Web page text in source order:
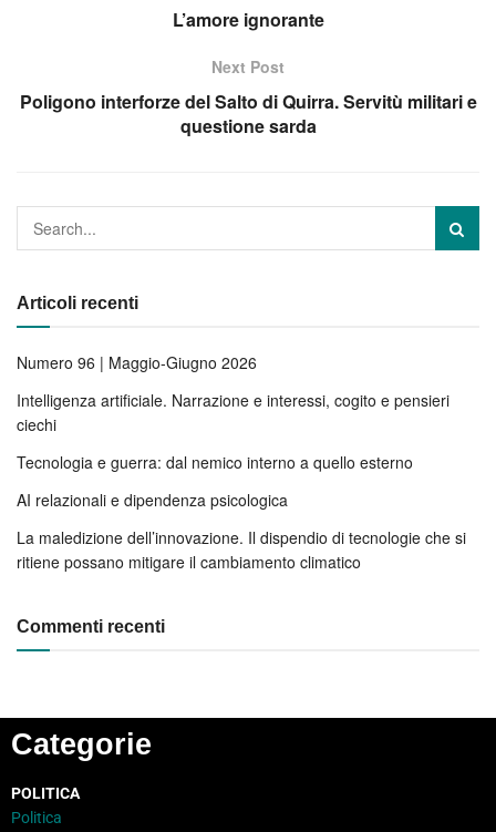
L’amore ignorante
Next Post
Poligono interforze del Salto di Quirra. Servitù militari e
questione sarda
Articoli recenti
Numero 96 | Maggio-Giugno 2026
Intelligenza artificiale. Narrazione e interessi, cogito e pensieri
ciechi
Tecnologia e guerra: dal nemico interno a quello esterno
AI relazionali e dipendenza psicologica
La maledizione dell’innovazione. Il dispendio di tecnologie che si
ritiene possano mitigare il cambiamento climatico
Commenti recenti
Categorie
POLITICA
Politica